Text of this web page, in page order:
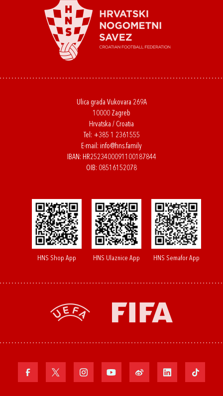
Ulica grada Vukovara 269A
10000 Zagreb
Hrvatska / Croatia
Tel: +385 1 2361555
E-mail: info@hns.family
IBAN: HR2523400091100187844
OIB: 08516152078
HNS Shop App HNS Ulaznice App HNS Semafor App